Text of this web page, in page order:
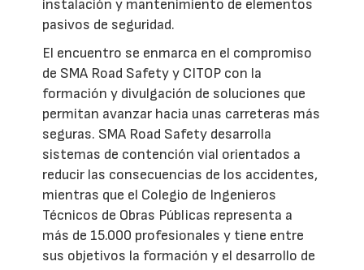
instalación y mantenimiento de elementos
pasivos de seguridad.
El encuentro se enmarca en el compromiso
de SMA Road Safety y CITOP con la
formación y divulgación de soluciones que
permitan avanzar hacia unas carreteras más
seguras. SMA Road Safety desarrolla
sistemas de contención vial orientados a
reducir las consecuencias de los accidentes,
mientras que el Colegio de Ingenieros
Técnicos de Obras Públicas representa a
más de 15.000 profesionales y tiene entre
sus objetivos la formación y el desarrollo de